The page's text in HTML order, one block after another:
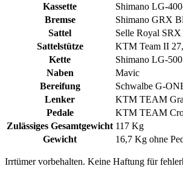
Kassette
Shimano LG-
Bremse
Shimano GRX
Sattel
Selle Royal SRX
Sattelstütze
KTM Team II
Kette
Shimano LG-500
Naben
Mavic
Bereifung
Schwalbe G-
Lenker
KTM TEAM
Pedale
KTM TEAM
Zulässiges Gesamtgewicht 117 Kg
Gewicht
16,7 Kg ohne
Irrtümer vorbehalten. Keine Haftung für